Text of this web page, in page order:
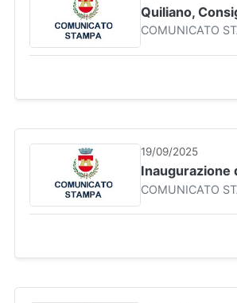
Quiliano,
COMUNICATO
19/09/2025
Inaugurazione
COMUNICATO